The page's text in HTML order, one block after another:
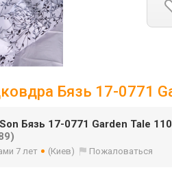
Бязь 17-0771
Бязь 17-0771 Garden Tale
7 лет (Киев) Пожаловаться